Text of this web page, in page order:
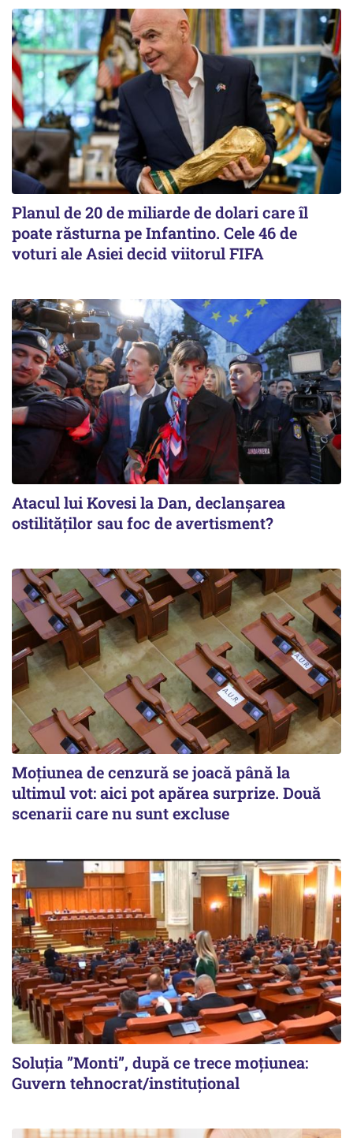
Planul de 20 de miliarde de dolari care îl
poate răsturna pe Infantino. Cele 46 de
voturi ale Asiei decid viitorul FIFA
Atacul lui Kovesi la Dan, declanșarea
ostilităților sau foc de avertisment?
Moțiunea de cenzură se joacă până la
ultimul vot: aici pot apărea surprize. Două
scenarii care nu sunt excluse
Soluția ”Monti”, după ce trece moțiunea:
Guvern tehnocrat/instituțional